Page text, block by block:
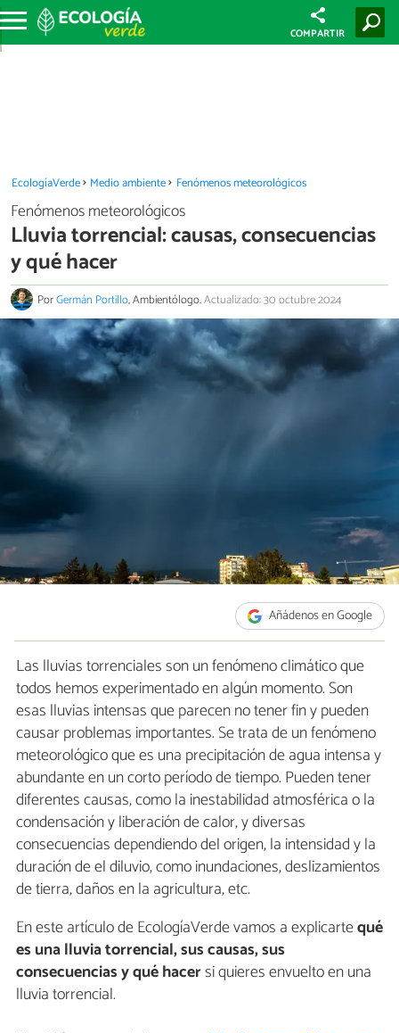
COMPARTIR
EcologíaVerde Medio ambiente Fenómenos meteorológicos
Fenómenos meteorológicos
Lluvia torrencial: causas, consecuencias
y qué hacer
PorGermán Portillo, Ambientólogo.Actualizado: 30 octubre 2024
Añádenos en Google
Las lluvias torrenciales son un fenómeno climático que
todos hemos experimentado en algún momento. Son
esas lluvias intensas que parecen no tener fin y pueden
causar problemas importantes. Se trata de un fenómeno
meteorológico que es una precipitación de agua intensa y
abundante en un corto período de tiempo. Pueden tener
diferentes causas, como la inestabilidad atmosférica o la
condensación y liberación de calor, y diversas
consecuencias dependiendo del origen, la intensidad y la
duración de el diluvio, como inundaciones, deslizamientos
de tierra, daños en la agricultura, etc.
En este artículo de EcologíaVerde vamos a explicartequé
es una lluvia torrencial, sus causas, sus
consecuencias y qué hacersi quieres envuelto en una
lluvia torrencial.